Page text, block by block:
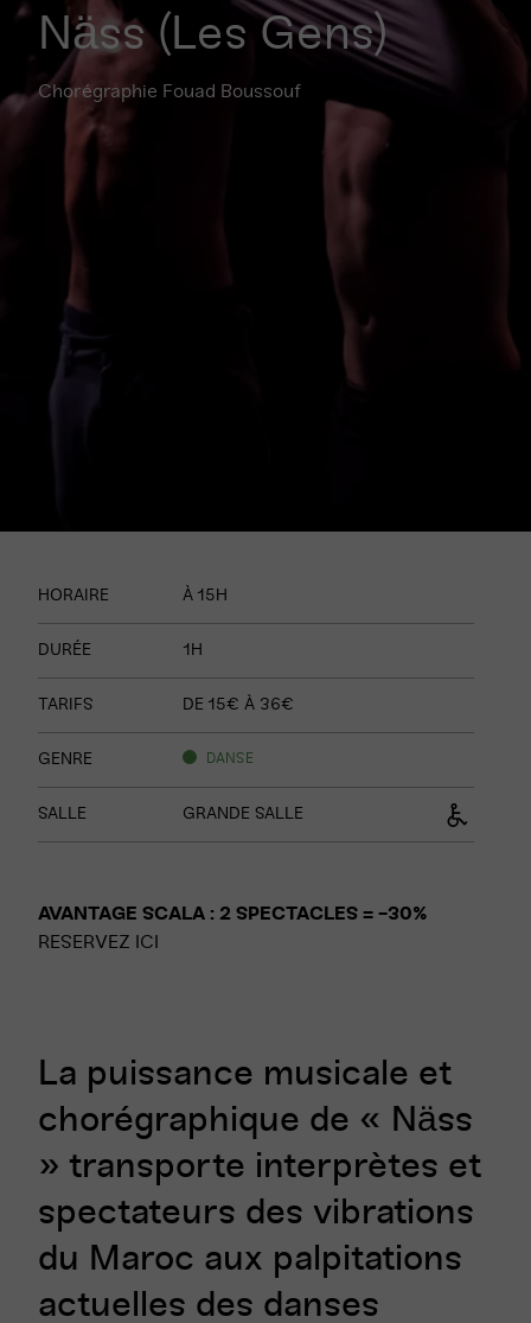
Näss (Les Gens)
Chorégraphie Fouad Boussouf
le
HORAIRE À 15H
DURÉE 1H
TARIFS DE 15€ À 36€
GENRE DANSE
SALLE GRANDE SALLE
AVANTAGE SCALA : 2 SPECTACLES = -30%
RESERVEZ ICI
La puissance musicale et
chorégraphique de « Näss
» transporte interprètes et
spectateurs des vibrations
du Maroc aux palpitations
actuelles des danses